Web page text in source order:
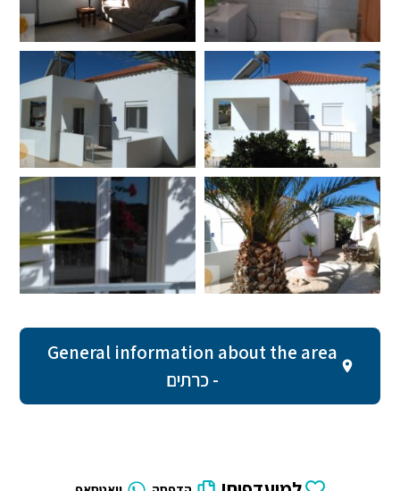
General information about the area
- כרתים